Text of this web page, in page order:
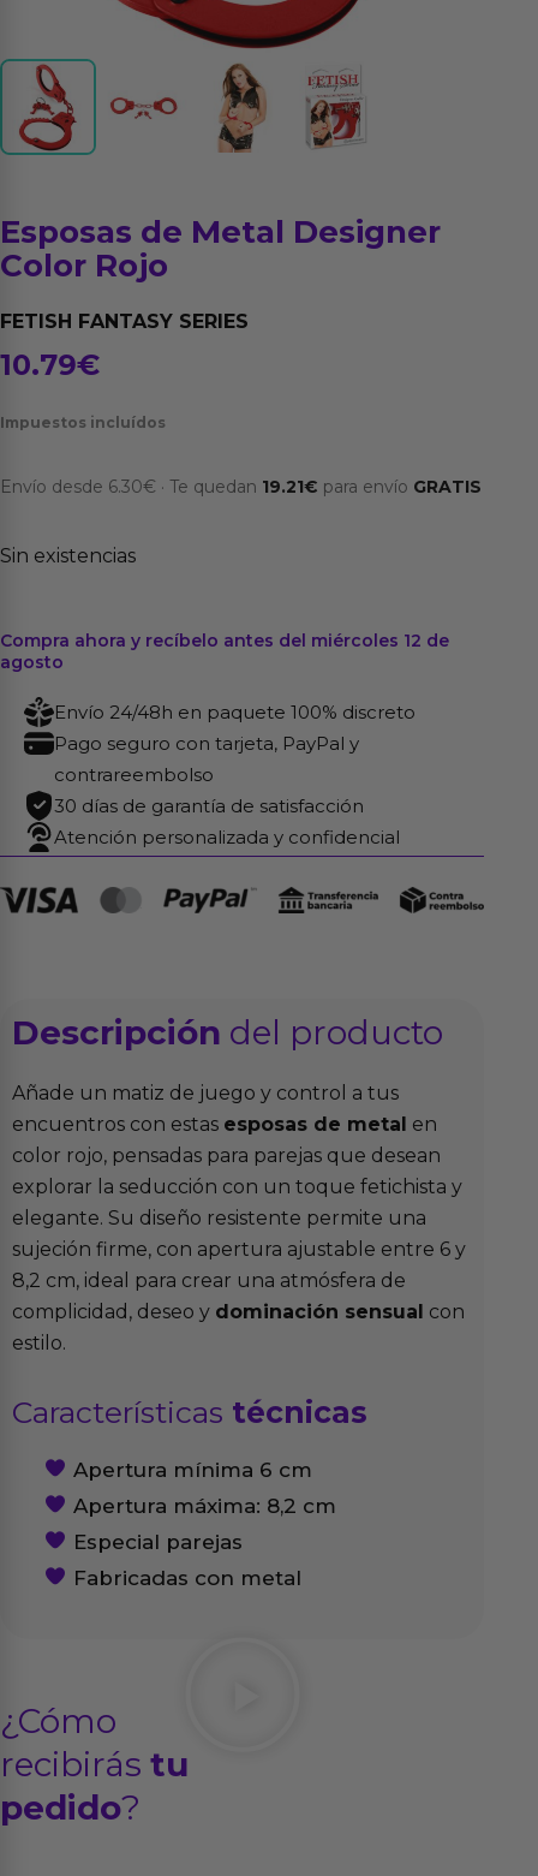
Esposas de Metal Designer
Color Rojo
FETISH FANTASY SERIES
10.79€
Impuestos incluídos
Envío desde 6.30€ · Te quedan 19.21€ para envío GRATIS
Sin existencias
Compra ahora y recíbelo antes del miércoles 12 de
agosto
Envío 24/48h en paquete 100% discreto
Pago seguro con tarjeta, PayPal y
contrareembolso
30 días de garantía de satisfacción
Atención personalizada y confidencial
Descripción del producto
Añade un matiz de juego y control a tus
encuentros con estas esposas de metal en
color rojo, pensadas para parejas que desean
explorar la seducción con un toque fetichista y
elegante. Su diseño resistente permite una
sujeción firme, con apertura ajustable entre 6 y
8,2 cm, ideal para crear una atmósfera de
complicidad, deseo y dominación sensual con
estilo.
Características técnicas
Apertura mínima 6 cm
Apertura máxima: 8,2 cm
Especial parejas
Fabricadas con metal
¿Cómo
recibirás tu
pedido?